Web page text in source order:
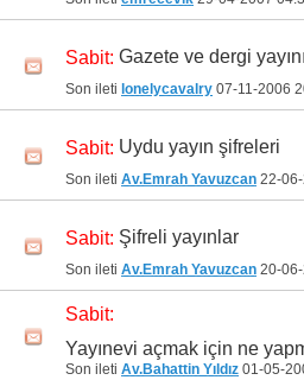
Sabit: Gazete ve dergi
Son ileti lonelycavalry 07-11-2006
Sabit: Uydu yayın şifreleri
Son ileti Av.Emrah Yavuzcan 22-
Sabit: Şifreli yayınlar
Son ileti Av.Emrah Yavuzcan 20-
Sabit:
Yayınevi açmak için ne
Son ileti Av.Bahattin Yıldız 01-05-